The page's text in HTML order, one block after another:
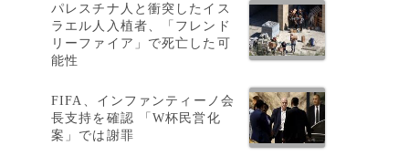
パレスチナ人と衝突したイス
ラエル人入植者、「フレンド
リーファイア」で死亡した可
能性
FIFA、インファンティーノ会
長支持を確認 「W杯民営化
案」では謝罪